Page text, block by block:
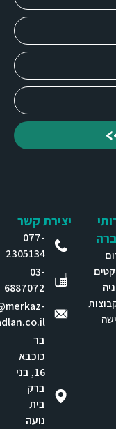
יצירת קשר
077-
2305134
03-
6887072
בר
כוכבא
16, בני
ברק
בית
נועה